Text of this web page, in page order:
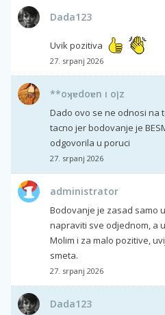
Dada123
Uvik pozitiva
27. srpanj 2026
**oʞɐdoɐn ı oןz
Dado ovo se ne odnosi na
tacno jer bodovanje je
odgovorila u poruci
27. srpanj 2026
administrator
Bodovanje je zasad samo
napraviti sve odjednom, a
Molim i za malo pozitive,
smeta.
27. srpanj 2026
Dada123